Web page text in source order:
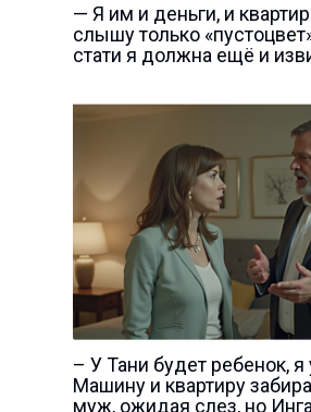
— Я им и деньги, и
слышу только
стати я должна ещё и
– У Тани будет ребенок, я
Машину и квартиру
муж, ожидая слез, но